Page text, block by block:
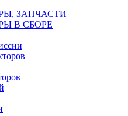
ЗАПЧАСТИ
В СБОРЕ